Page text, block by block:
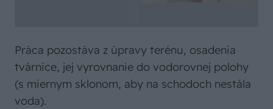
Práca pozostáva z úpravy terénu, osadenia
tvárnice, jej vyrovnanie do vodorovnej polohy
(s miernym sklonom, aby na schodoch nestála
voda).